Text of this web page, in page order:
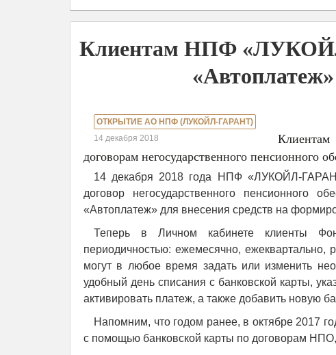
Клиентам НПФ
ОТКРЫТИЕ АО НПФ (ЛУКОЙЛ-ГАРАНТ)
14 декабря 2018
договорам негосударственного пенсионного
14 декабря 2018 года НПФ «ЛУКОЙЛ-
договор негосударственного пенсионного
«Автоплатеж» для внесения средств на
Теперь в Личном кабинете клиенты
периодичностью: ежемесячно, ежеквартально,
могут в любое время задать или изменить
удобный день списания с банковской карты,
активировать платеж, а также добавить новую
Напомним, что годом ранее, в октябре 2017
с помощью банковской карты по договорам